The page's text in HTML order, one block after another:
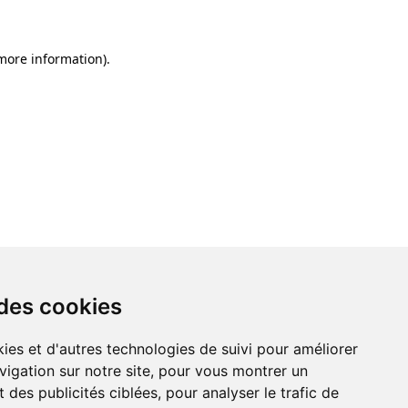
cookies
et d'autres technologies de suivi pour améliorer
sur notre site, pour vous montrer un
des publicités ciblées, pour analyser le trafic de
information).